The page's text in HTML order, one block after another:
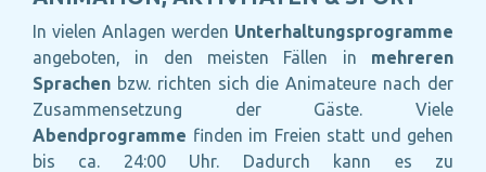
In vielen Anlagen werden Unterhaltungsprogramme
angeboten, in den meisten Fällen in mehreren
Sprachen bzw. richten sich die Animateure nach der
Zusammensetzung der Gäste. Viele
Abendprogramme finden im Freien statt und gehen
bis ca. 24:00 Uhr. Dadurch kann es zu